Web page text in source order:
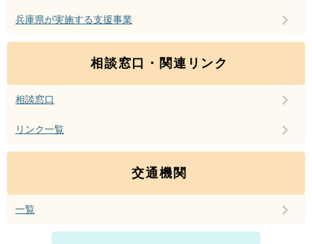
兵庫県が実施する支援事業
相談窓口・関連リンク
相談窓口
リンク一覧
交通機関
一覧